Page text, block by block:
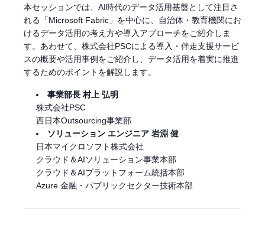
本セッションでは、AI時代のデータ活用基盤として注目さ
れる「Microsoft Fabric」を中心に、自治体・教育機関にお
けるデータ活用の考え方や導入アプローチをご紹介しま
す。あわせて、株式会社PSCによる導入・伴走支援サービ
スの概要や活用事例をご紹介し、データ活用を着実に推進
するためのポイントを解説します。
事業部長 村上 弘明
株式会社PSC
西日本Outsourcing事業部
ソリューション エンジニア 岩淵 健
日本マイクロソフト株式会社
クラウド＆AIソリューション事業本部
クラウド＆AIプラットフォーム統括本部
Azure 金融・パブリックセクター技術本部